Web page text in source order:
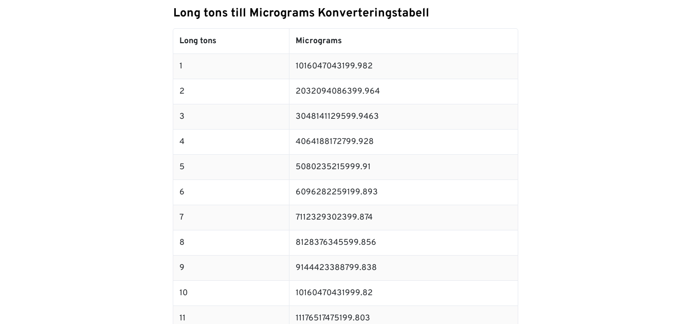
Long tons till Micrograms Konverteringstabell
Long tons Micrograms
1 1016047043199.982
2 2032094086399.964
3 3048141129599.9463
4 4064188172799.928
5 5080235215999.91
6 6096282259199.893
7 7112329302399.874
8 8128376345599.856
9 9144423388799.838
10 10160470431999.82
11 11176517475199.803